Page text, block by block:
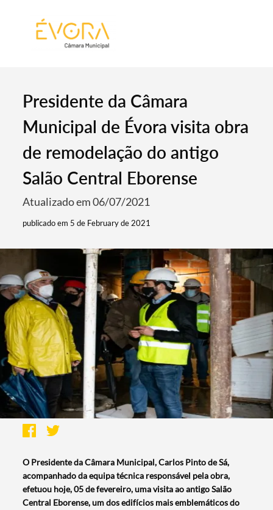
Presidente da Câmara
Municipal de Évora visita obra
de remodelação do antigo
Salão Central Eborense
Atualizado em 06/07/2021
publicado em 5 de February de 2021
O Presidente da Câmara Municipal, Carlos Pinto de Sá,
acompanhado da equipa técnica responsável pela obra,
efetuou hoje, 05 de fevereiro, uma visita ao antigo Salão
Central Eborense, um dos edifícios mais emblemáticos do